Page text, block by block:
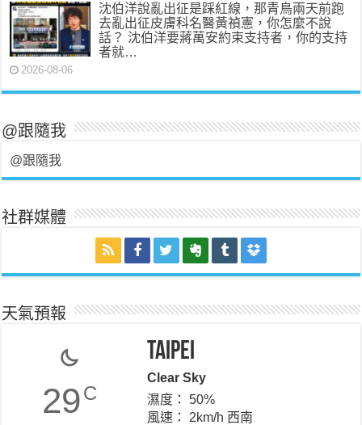
沈伯洋說亂出征是踩紅線，那青鳥兩天前跑
去亂出征皮膚科名醫黃禎憲，你怎麼不說
話？ 沈伯洋要蔣萬安約束支持者，你的支持
者就…
2026-08-06
@跟隨我
@跟隨我
社群媒體
天氣預報
29C
Taipei
Clear Sky
濕度： 50%
風速： 2km/h 西南